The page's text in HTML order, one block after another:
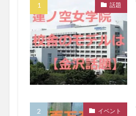
話題
イベント